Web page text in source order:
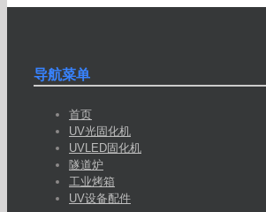
导航菜单
首页
UV光固化机
UVLED固化机
隧道炉
工业烤箱
UV设备配件